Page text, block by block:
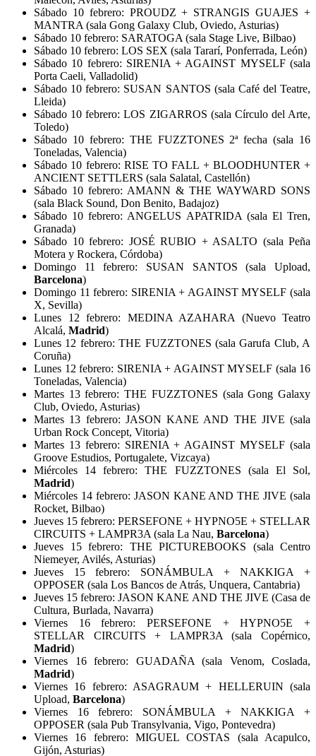
Sábado 10 febrero: PROUDZ + STRANGIS GUAJES +
MANTRA (sala Gong Galaxy Club, Oviedo, Asturias)
Sábado 10 febrero: SARATOGA (sala Stage Live, Bilbao)
Sábado 10 febrero: LOS SEX (sala Tararí, Ponferrada, León)
Sábado 10 febrero: SIRENIA + AGAINST MYSELF (sala
Porta Caeli, Valladolid)
Sábado 10 febrero: SUSAN SANTOS (sala Café del Teatre,
Lleida)
Sábado 10 febrero: LOS ZIGARROS (sala Círculo del Arte,
Toledo)
Sábado 10 febrero: THE FUZZTONES 2ª fecha (sala 16
Toneladas, Valencia)
Sábado 10 febrero: RISE TO FALL + BLOODHUNTER +
ANCIENT SETTLERS (sala Salatal, Castellón)
Sábado 10 febrero: AMANN & THE WAYWARD SONS
(sala Black Sound, Don Benito, Badajoz)
Sábado 10 febrero: ANGELUS APATRIDA (sala El Tren,
Granada)
Sábado 10 febrero: JOSÉ RUBIO + ASALTO (sala Peña
Motera y Rockera, Córdoba)
Domingo 11 febrero: SUSAN SANTOS (sala Upload,
Barcelona)
Domingo 11 febrero: SIRENIA + AGAINST MYSELF (sala
X, Sevilla)
Lunes 12 febrero: MEDINA AZAHARA (Nuevo Teatro
Alcalá, Madrid)
Lunes 12 febrero: THE FUZZTONES (sala Garufa Club, A
Coruña)
Lunes 12 febrero: SIRENIA + AGAINST MYSELF (sala 16
Toneladas, Valencia)
Martes 13 febrero: THE FUZZTONES (sala Gong Galaxy
Club, Oviedo, Asturias)
Martes 13 febrero: JASON KANE AND THE JIVE (sala
Urban Rock Concept, Vitoria)
Martes 13 febrero: SIRENIA + AGAINST MYSELF (sala
Groove Estudios, Portugalete, Vizcaya)
Miércoles 14 febrero: THE FUZZTONES (sala El Sol,
Madrid)
Miércoles 14 febrero: JASON KANE AND THE JIVE (sala
Rocket, Bilbao)
Jueves 15 febrero: PERSEFONE + HYPNO5E + STELLAR
CIRCUITS + LAMPR3A (sala La Nau, Barcelona)
Jueves 15 febrero: THE PICTUREBOOKS (sala Centro
Niemeyer, Avilés, Asturias)
Jueves 15 febrero: SONÁMBULA + NAKKIGA +
OPPOSER (sala Los Bancos de Atrás, Unquera, Cantabria)
Jueves 15 febrero: JASON KANE AND THE JIVE (Casa de
Cultura, Burlada, Navarra)
Viernes 16 febrero: PERSEFONE + HYPNO5E +
STELLAR CIRCUITS + LAMPR3A (sala Copérnico,
Madrid)
Viernes 16 febrero: GUADAÑA (sala Venom, Coslada,
Madrid)
Viernes 16 febrero: ASAGRAUM + HELLERUIN (sala
Upload, Barcelona)
Viernes 16 febrero: SONÁMBULA + NAKKIGA +
OPPOSER (sala Pub Transylvania, Vigo, Pontevedra)
Viernes 16 febrero: MIGUEL COSTAS (sala Acapulco,
Gijón, Asturias)